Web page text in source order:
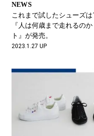
#LIFESTYLE
#SPORTS
NEWS
これまで試したシューズ
『人は何歳まで走れるの
ト』が発売。
2023.1.27 UP